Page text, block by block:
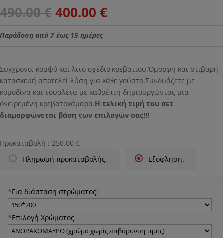
490.00€Original
price
was:
400.00 €Η
Παράδοση από 7 έως 15 ημέρες
Σύγχρονο, κομψό και λιτό σχέδιο κρεβατιού.Όμορφη και στιβαρή
κατασκευή αποτελεί λύση για κάθε γούστο.Συνδυάζετε με
κομοδίνα και τουαλέτα με καθρέπτη δημιουργώντας μια
ονειρεμένη κρεβατοκάμαρα.Η τελική τιμή του σετ
διαμορφώνεται βάση των επιλογών σας!!!
Προκαταβολή : 250.00 €
Εξόφληση.
Πληρωμή προκαταβολής.
*Για διάσταση στρώματος:
*Επιλογή Χρώματος